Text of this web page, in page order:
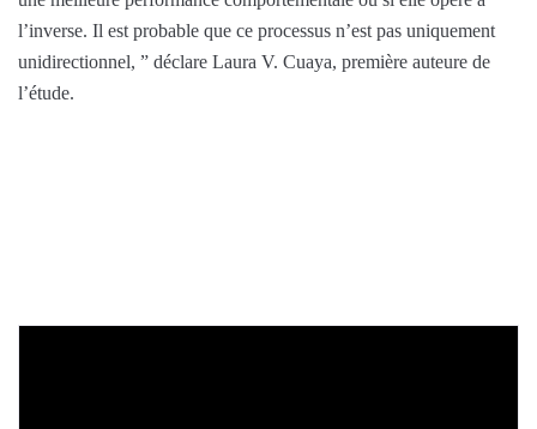
l’inverse. Il est probable que ce processus n’est pas uniquement
unidirectionnel, ” déclare Laura V. Cuaya, première auteure de
l’étude.